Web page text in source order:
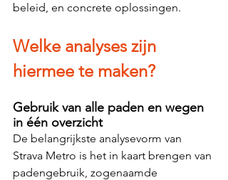
beleid, en concrete oplossingen.
Welke analyses zijn
hiermee te maken?
Gebruik van alle paden en wegen
in één overzicht
De belangrijkste analysevorm van
Strava Metro is het in kaart brengen van
padengebruik, zogenaamde